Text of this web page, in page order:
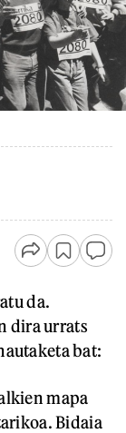
da.
dira urrats
bat:
mapa
Bidaia